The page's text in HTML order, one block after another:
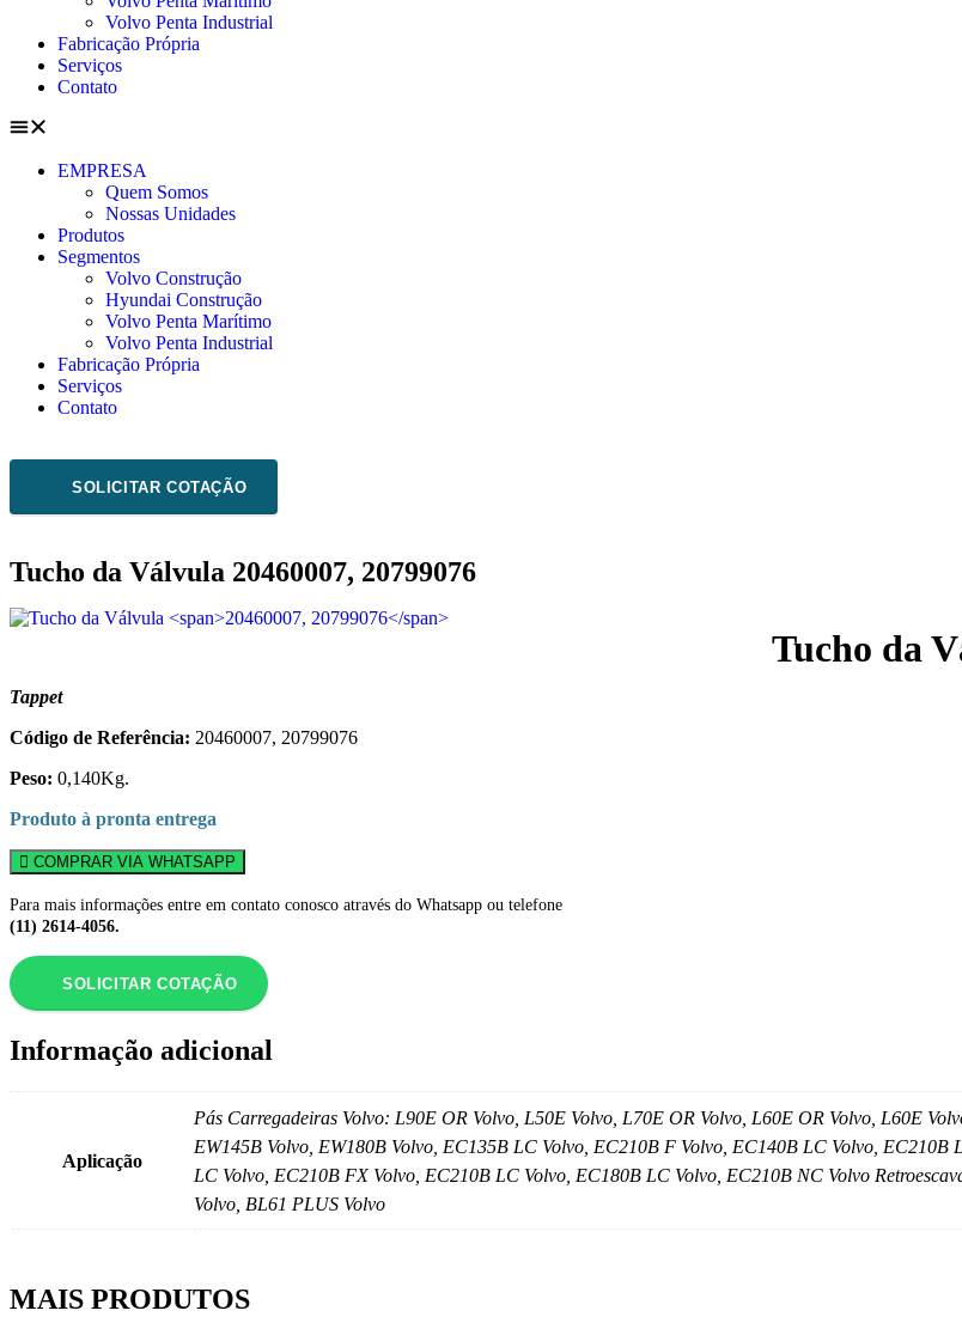
Volvo Penta Industrial
Fabricação Própria
Serviços
Contato
EMPRESA
Quem Somos
Nossas Unidades
Produtos
Segmentos
Volvo Construção
Hyundai Construção
Volvo Penta Marítimo
Volvo Penta Industrial
Fabricação Própria
Serviços
Contato
SOLICITAR COTAÇÃO
Tucho da Válvula 20460007, 20799076
Tucho da
Tappet
Código de Referência: 20460007, 20799076
Peso: 0,140Kg.
Produto à pronta entrega
COMPRAR VIA WHATSAPP
Para mais informações entre em contato conosco através do Whatsapp ou telefone
(11) 2614-4056.
SOLICITAR COTAÇÃO
Informação adicional
Aplicação
Pás Carregadeiras Volvo: L90E OR Volvo, L50E Volvo, L70E OR Volvo, L60E OR Volvo, L60E
EW145B Volvo, EW180B Volvo, EC135B LC Volvo, EC210B F Volvo, EC140B LC Volvo,
LC Volvo, EC210B FX Volvo, EC210B LC Volvo, EC180B LC Volvo, EC210B NC Volvo
Volvo, BL61 PLUS Volvo
MAIS PRODUTOS